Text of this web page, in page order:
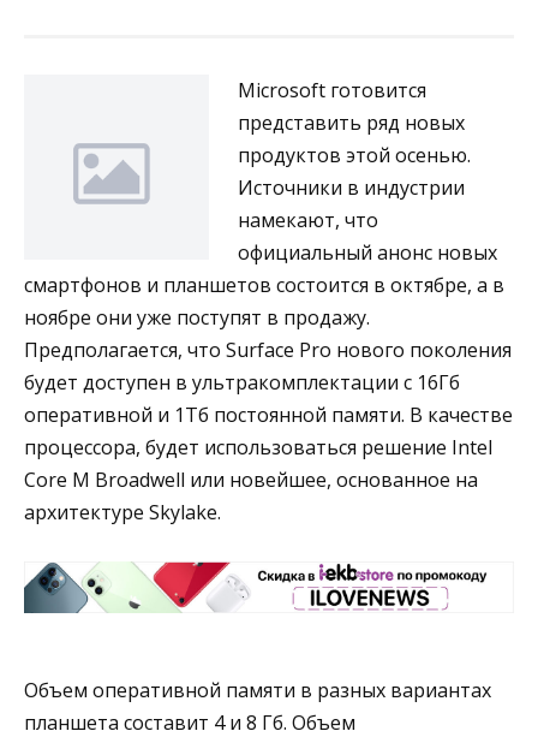
Microsoft готовится
представить ряд новых
продуктов этой осенью.
Источники в индустрии
намекают, что
официальный анонс новых
смартфонов и планшетов состоится в октябре, а в
ноябре они уже поступят в продажу.
Предполагается, что Surface Pro нового поколения
будет доступен в ультракомплектации с 16Гб
оперативной и 1Тб постоянной памяти. В качестве
процессора, будет использоваться решение Intel
Core M Broadwell или новейшее, основанное на
архитектуре Skylake.
Объем оперативной памяти в разных вариантах
планшета составит 4 и 8 Гб. Объем